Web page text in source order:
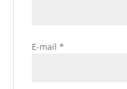
E-mail*